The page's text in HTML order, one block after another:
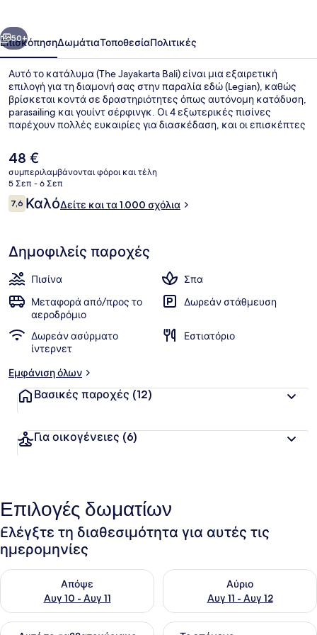
Επόμενο
50+
ΕπισκόπησηΔωμάτιαΤοποθεσίαΠολιτικές
Αυτό το κατάλυμα (The Jayakarta Bali) είναι μια εξαιρετική
επιλογή για τη διαμονή σας στην παραλία εδώ (Legian), καθώς
βρίσκεται κοντά σε δραστηριότητες όπως αυτόνομη κατάδυση,
parasailing και γουίντ σέρφινγκ. Οι 4 εξωτερικές πισίνες
παρέχουν πολλές ευκαιρίες για διασκέδαση, και οι επισκέπτες
γήπεδο τένις και σάουνα. Στις επιλογές φαγητού
περιλαμβάνονται include 3 εστιατόρια, ενώ τα 2 μπαρ δίπλα
στην πισίνα είναι εξαιρετικά μέρη για να απολαύσετε ένα
δροσερό ποτό. Θα βρείτε ακόμη βεράντα στο ρετιρέ, δωρεάν
κλαμπ για παιδιά και μπαρ/lounge. Για την πισίνα και το
εξυπηρετικό προσωπικό τα καταλύματα λαμβάνουν εξαιρετική
Η
τρέχουσα
τιμή
είναι
48 €
48 €
συμπεριλαμβάνονται φόροι και τέλη
5 Σεπ - 6 Σεπ
Σχόλια
7,67,6 στα 10
ΚαλόΔείτε και τα 1.000 σχόλια
Δημοφιλείς παροχές
Πισίνα
Σπα
Μεταφορά από/προς το
αεροδρόμιο
Δωρεάν στάθμευση
Δωρεάν ασύρματο
ίντερνετ
Εστιατόριο
Εμφάνιση όλων
Βασικές παροχές (12)
Για οικογένειες (6)
Επιλογές δωματίων
Ελέγξτε τη διαθεσιμότητα για αυτές τις
ημερομηνίες
Απόψε
Αυγ 10 - Αυγ 11
Έλεγχος διαθεσιμότητας για απόψε Αυγ 10 - Αυγ 11
Αύριο
Αυγ 11 - Αυγ 12
Έλεγχος διαθεσιμότητας
Έλεγχος διαθεσιμότητας για αυτό το σαββατοκύριακο Αυγ
Έλεγχος διαθεσιμότητας